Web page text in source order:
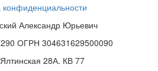
конфиденциальности
Александр Юрьевич
ОГРН 304631629500090
28А. КВ 77